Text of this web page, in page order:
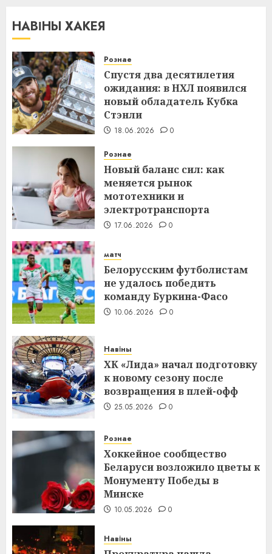
НАВІНЫ ХАКЕЯ
Рознае
Спустя два десятилетия
ожидания: в НХЛ появился
новый обладатель Кубка
Стэнли
18.06.2026 0
Рознае
Новый баланс сил: как
меняется рынок
мототехники и
электротранспорта
17.06.2026 0
матч
Белорусским футболистам
не удалось победить
команду Буркина-Фасо
10.06.2026 0
Навіны
ХК «Лида» начал подготовку
к новому сезону после
возвращения в плей-офф
25.05.2026 0
Рознае
Хоккейное сообщество
Беларуси возложило цветы к
Монументу Победы в
Минске
10.05.2026 0
Навіны